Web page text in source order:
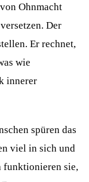
Ohnmacht
Der
Er rechnet,
wie
innerer
spüren das
viel in sich und
funktionieren sie,